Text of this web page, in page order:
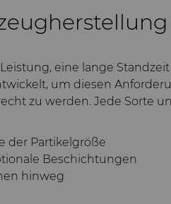
eine lange
um diesen
zu werden. Jede Sorte
der Partikelgröße
Beschichtungen
hinweg